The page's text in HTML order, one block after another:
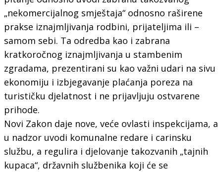
„nekomercijalnog smještaja“ odnosno raširene
prakse iznajmljivanja rodbini, prijateljima ili –
samom sebi. Ta odredba kao i zabrana
kratkoročnog iznajmljivanja u stambenim
zgradama, prezentirani su kao važni udari na sivu
ekonomiju i izbjegavanje plaćanja poreza na
turističku djelatnost i ne prijavljuju ostvarene
prihode.
Novi Zakon daje nove, veće ovlasti inspekcijama, a
u nadzor uvodi komunalne redare i carinsku
službu, a regulira i djelovanje takozvanih „tajnih
kupaca“, državnih službenika koji će se